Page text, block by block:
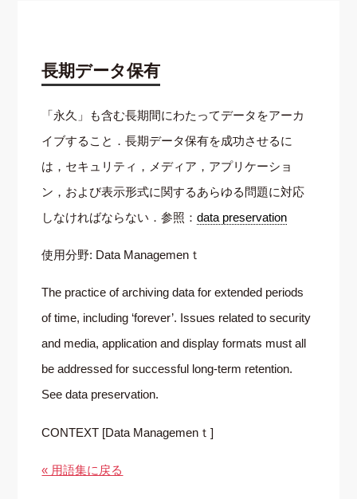
長期データ保有
「永久」も含む長期間にわたってデータをアーカ
イブすること．長期データ保有を成功させるに
は，セキュリティ，メディア，アプリケーショ
ン，および表示形式に関するあらゆる問題に対応
しなければならない．参照：data preservation
使用分野: Data Managemenｔ
The practice of archiving data for extended periods
of time, including ‘forever’. Issues related to security
and media, application and display formats must all
be addressed for successful long-term retention.
See data preservation.
CONTEXT [Data Managemenｔ]
« 用語集に戻る